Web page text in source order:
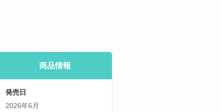
商品情報
発売日
2026年6月